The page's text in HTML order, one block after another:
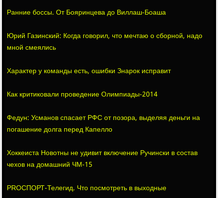
Ранние боссы. От Бояринцева до Виллаш-Боаша
Юрий Газинский: Когда говорил, что мечтаю о сборной, надо
мной смеялись
Характер у команды есть, ошибки Знарок исправит
Как критиковали проведение Олимпиады-2014
Федун: Усманов спасает РФС от позора, выделяя деньги на
погашение долга перед Капелло
Хоккеиста Новотны не удивит включение Ручински в состав
чехов на домашний ЧМ-15
PROСПОРТ-Телегид. Что посмотреть в выходные